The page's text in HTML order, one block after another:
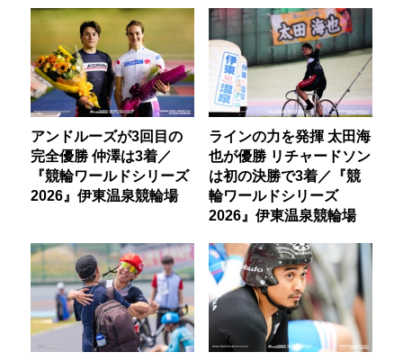
アンドルーズが3回目の
完全優勝 仲澤は3着／
『競輪ワールドシリーズ
2026』伊東温泉競輪場
ラインの力を発揮 太田海
也が優勝 リチャードソン
は初の決勝で3着／『競
輪ワールドシリーズ
2026』伊東温泉競輪場